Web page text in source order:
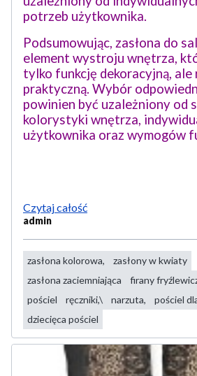
potrzeb użytkownika.
Podsumowując, zasłona do
element wystroju wnętrza,
tylko funkcję dekoracyjną, ale
praktyczną. Wybór
powinien być uzależniony od
kolorystyki wnętrza,
użytkownika oraz wymogów
Czytaj całość
admin
zasłona kolorowa,
zasłony w kwiaty
zasłona zaciemniająca
firany
pościel
ręczniki,\ narzuta,
pościel
dziecięca pościel